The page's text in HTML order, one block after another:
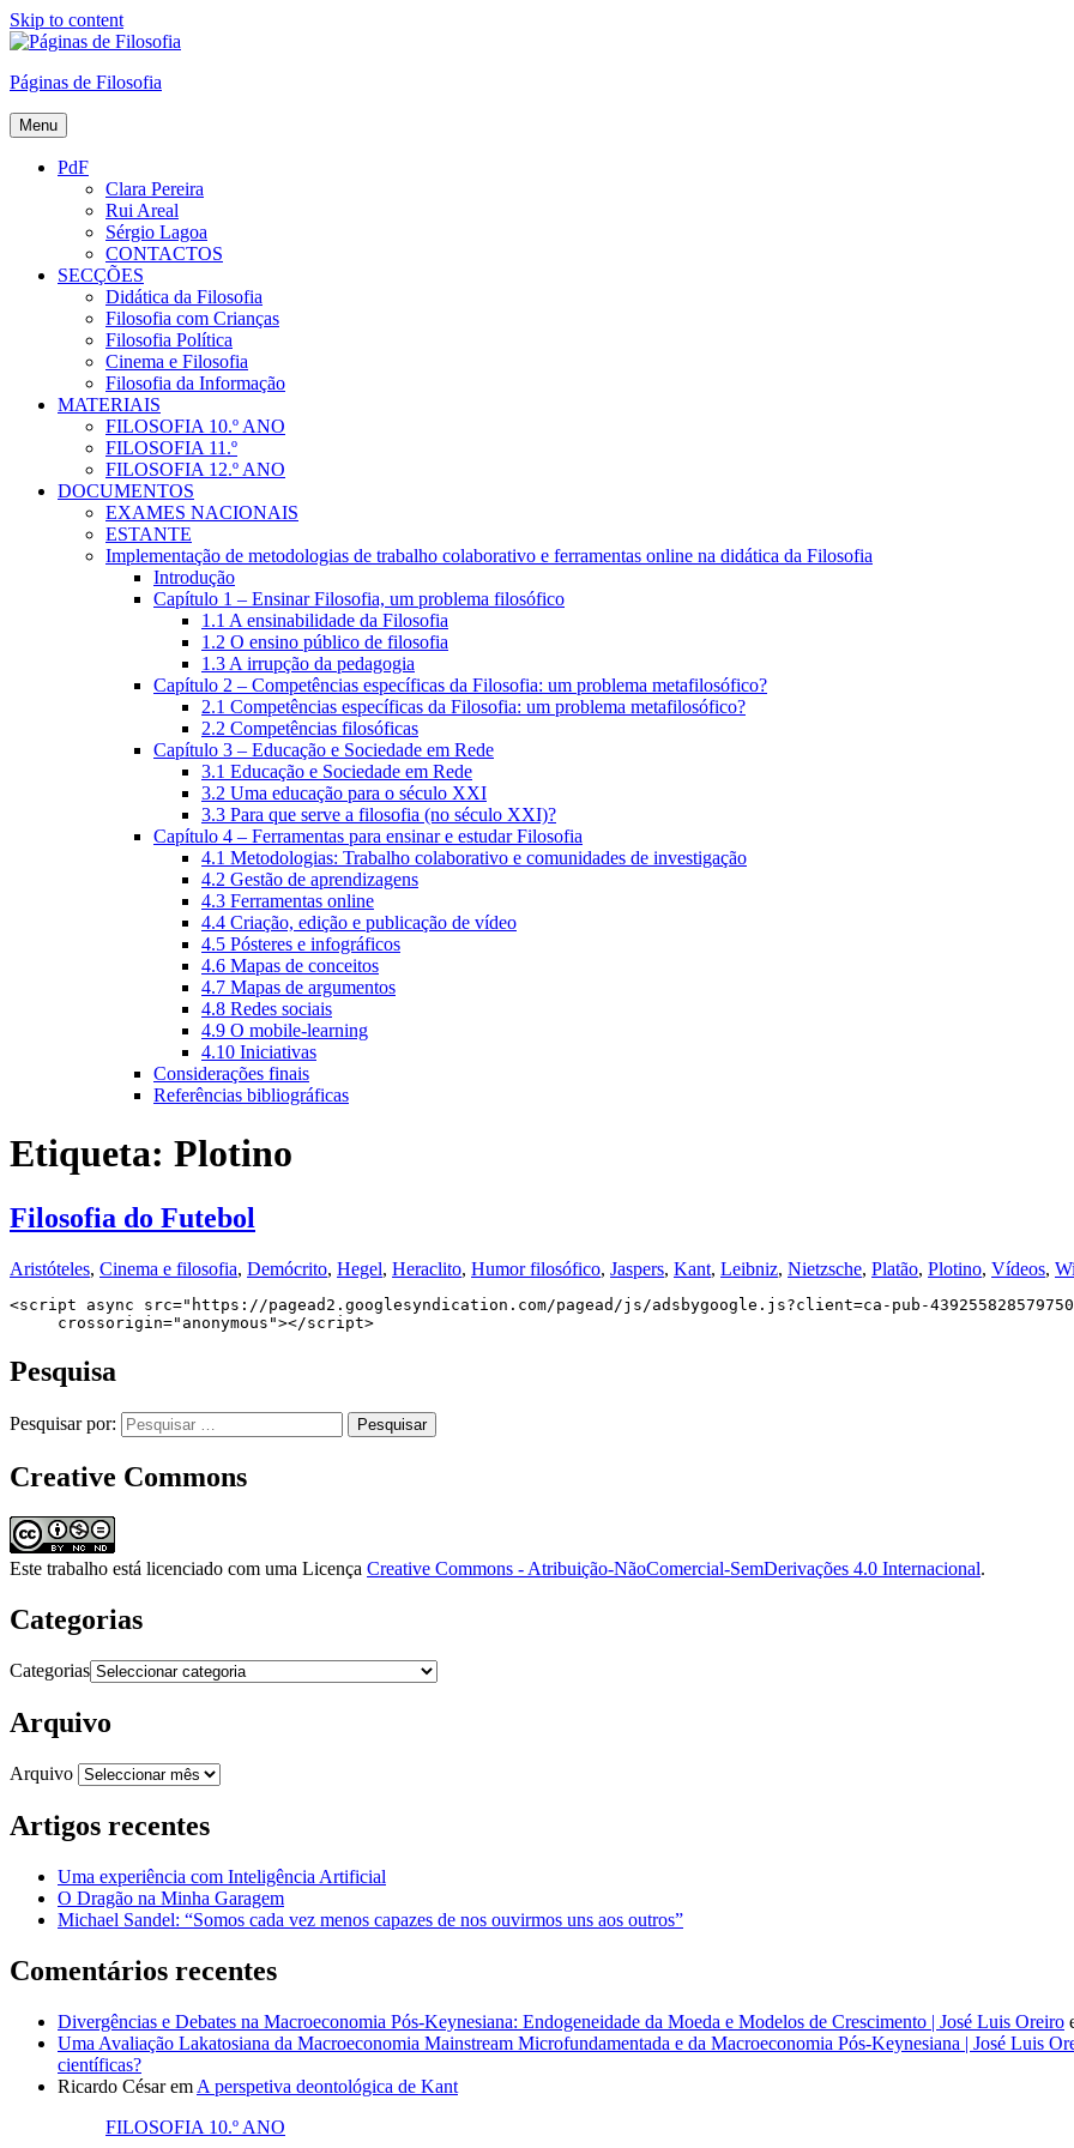
Skip to content
Páginas de Filosofia
Menu
PdF
Clara Pereira
Rui Areal
Sérgio Lagoa
CONTACTOS
SECÇÕES
Didática da Filosofia
Filosofia com Crianças
Filosofia Política
Cinema e Filosofia
Filosofia da Informação
MATERIAIS
FILOSOFIA 10.º ANO
FILOSOFIA 11.º
FILOSOFIA 12.º ANO
DOCUMENTOS
EXAMES NACIONAIS
ESTANTE
Implementação de metodologias de trabalho colaborativo e ferramentas online na didática da Filosofia
Introdução
Capítulo 1 – Ensinar Filosofia, um problema filosófico
1.1 A ensinabilidade da Filosofia
1.2 O ensino público de filosofia
1.3 A irrupção da pedagogia
Capítulo 2 – Competências específicas da Filosofia: um problema metafilosófico?
2.1 Competências específicas da Filosofia: um problema metafilosófico?
2.2 Competências filosóficas
Capítulo 3 – Educação e Sociedade em Rede
3.1 Educação e Sociedade em Rede
3.2 Uma educação para o século XXI
3.3 Para que serve a filosofia (no século XXI)?
Capítulo 4 – Ferramentas para ensinar e estudar Filosofia
4.1 Metodologias: Trabalho colaborativo e comunidades de investigação
4.2 Gestão de aprendizagens
4.3 Ferramentas online
4.4 Criação, edição e publicação de vídeo
4.5 Pósteres e infográficos
4.6 Mapas de conceitos
4.7 Mapas de argumentos
4.8 Redes sociais
4.9 O mobile-learning
4.10 Iniciativas
Considerações finais
Referências bibliográficas
Etiqueta: Plotino
Filosofia do Futebol
Aristóteles, Cinema e filosofia, Demócrito, Hegel, Heraclito, Humor filosófico, Jaspers, Kant, Leibniz, Nietzsche, Platão, Plotino, Vídeos,
<script async src="https://pagead2.googlesyndication.com/pagead/js/adsbygoogle.js?client=ca-pub-
     crossorigin="anonymous"></script>
Pesquisa
Pesquisar por:
Creative Commons
Este trabalho está licenciado com uma Licença Creative Commons - Atribuição-NãoComercial-SemDerivações 4.0 Internacional.
Categorias
Categorias
Arquivo
Arquivo
Artigos recentes
Uma experiência com Inteligência Artificial
O Dragão na Minha Garagem
Michael Sandel: “Somos cada vez menos capazes de nos ouvirmos uns aos outros”
Comentários recentes
Divergências e Debates na Macroeconomia Pós-Keynesiana: Endogeneidade da Moeda e Modelos de Crescimento | José Luis Oreiro
Uma Avaliação Lakatosiana da Macroeconomia Mainstream Microfundamentada e da Macroeconomia Pós-Keynesiana | José Luis
científicas?
Ricardo Césarem A perspetiva deontológica de Kant
FILOSOFIA 10.º ANO